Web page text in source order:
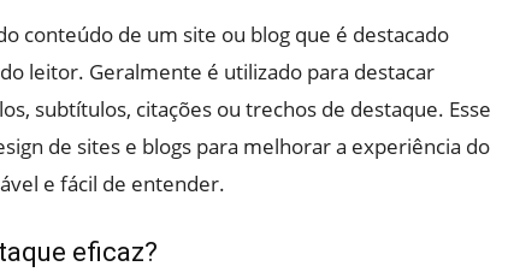
conteúdo de um site ou blog que é destacado
leitor. Geralmente é utilizado para destacar
subtítulos, citações ou trechos de destaque. Esse
de sites e blogs para melhorar a experiência do
e fácil de entender.
eficaz?